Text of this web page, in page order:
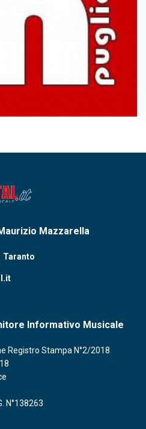
Mazzarella
Taranto
Informativo Musicale
Registro Stampa N°2/2018
N°138263